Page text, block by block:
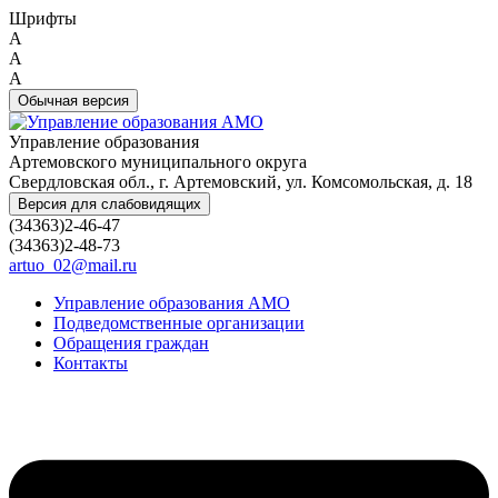
Шрифты
A
A
A
Обычная версия
Управление образования
Артемовского муниципального округа
Свердловская обл., г. Артемовский, ул. Комсомольская, д. 18
Версия для слабовидящих
(34363)2-46-47
(34363)2-48-73
artuo_02@mail.ru
Управление образования АМО
Подведомственные организации
Обращения граждан
Контакты